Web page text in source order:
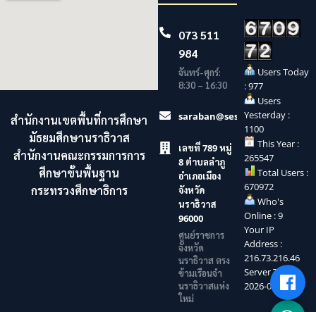
สำนักงานเขตพื้นที่การศึกษา
มัธยมศึกษานราธิวาส
สำนักงานคณะกรรมการการ
ศึกษาขั้นพื้นฐาน
กระทรวงศึกษาธิการ
073 511
984
จันทร์-ศุกร์:
8:30 – 16:30
saraban@sesaonara.go.th
เลขที่ 789 หมู่
8 ตำบลลำภู
อำเภอเมือง
จังหวัด
นราธิวาส
96000
ศูนย์ราชการ
จังหวัด
นราธิวาส ตรง
ข้ามเรือนจำ
นราธิวาสแห่ง
ใหม่
Users Today
: 977
Users
Yesterday :
1100
This Year :
265547
Total Users :
670972
Who's
Online : 9
Your IP
Address :
216.73.216.46
Server Time :
2026-08-07